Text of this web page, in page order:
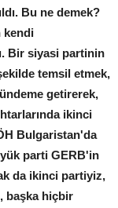
Bu ne demek?
kendi
Bir siyasi partinin
temsil etmek,
getirerek,
ikinci
Bulgaristan'da
parti GERB'in
da ikinci partiyiz,
başka hiçbir